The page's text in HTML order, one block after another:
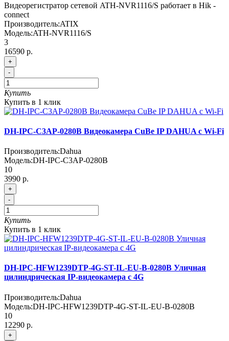
Видеорегистратор сетевой ATH-NVR1116/S работает в Hik -
connect
Производитель:ATIX
Модель:ATH-NVR1116/S
3
16590 р.
+
-
Купить
Купить в 1 клик
DH-IPC-C3AP-0280B Видеокамера CuВe IP DAHUA с Wi-Fi
Производитель:Dahua
Модель:DH-IPC-C3AP-0280B
10
3990 р.
+
-
Купить
Купить в 1 клик
DH-IPC-HFW1239DTP-4G-ST-IL-EU-B-0280B Уличная
цилиндрическая IP-видеокамера с 4G
Производитель:Dahua
Модель:DH-IPC-HFW1239DTP-4G-ST-IL-EU-B-0280B
10
12290 р.
+